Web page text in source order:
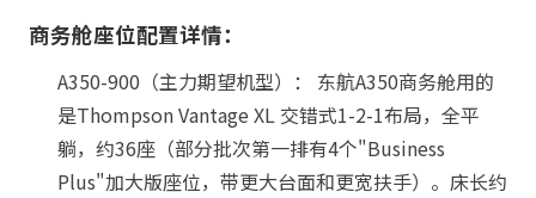
商务舱座位配置详情：
A350-900（主力期望机型）： 东航A350商务舱用的
是Thompson Vantage XL 交错式1-2-1布局，全平
躺，约36座（部分批次第一排有4个"Business
Plus"加大版座位，带更大台面和更宽扶手）。床长约